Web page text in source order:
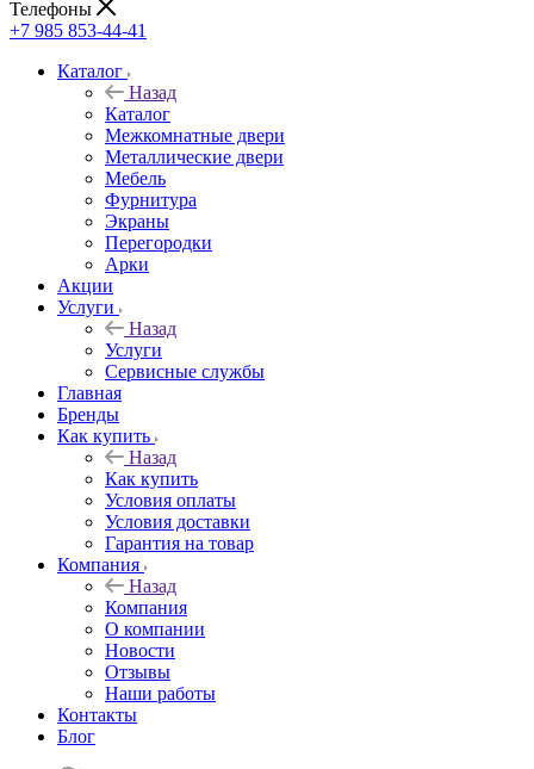
Телефоны
+7 985 853-44-41
Каталог
Назад
Каталог
Межкомнатные двери
Металлические двери
Мебель
Фурнитура
Экраны
Перегородки
Арки
Акции
Услуги
Назад
Услуги
Сервисные службы
Главная
Бренды
Как купить
Назад
Как купить
Условия оплаты
Условия доставки
Гарантия на товар
Компания
Назад
Компания
О компании
Новости
Отзывы
Наши работы
Контакты
Блог